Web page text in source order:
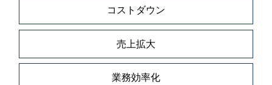
コストダウン
売上拡大
業務効率化